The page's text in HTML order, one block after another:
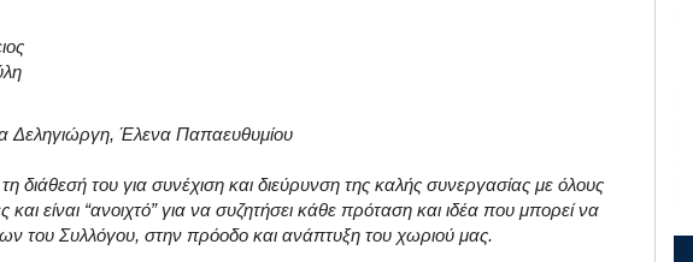
Δεληγιώργη, Έλενα Παπαευθυμίου
τη διάθεσή του για συνέχιση και διεύρυνση της καλής συνεργασίας με όλους
και είναι “ανοιχτό” για να συζητήσει κάθε πρόταση και ιδέα που μπορεί να
του Συλλόγου, στην πρόοδο και ανάπτυξη του χωριού μας.